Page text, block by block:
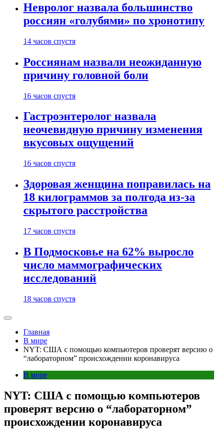
Невролог назвала большинство
россиян «голубями» по хронотипу
14 часов спустя
Россиянам назвали неожиданную
причину головной боли
16 часов спустя
Гастроэнтеролог назвала
неочевидную причину изменения
вкусовых ощущений
16 часов спустя
Здоровая женщина поправилась на
18 килограммов за полгода из-за
скрытого расстройства
17 часов спустя
В Подмосковье на 62% выросло
число маммографических
исследований
18 часов спустя
Главная
В мире
NYT: США с помощью компьютеров проверят версию о
“лабораторном” происхождении коронавируса
В мире
NYT: США с помощью компьютеров
проверят версию о “лабораторном”
происхождении коронавируса